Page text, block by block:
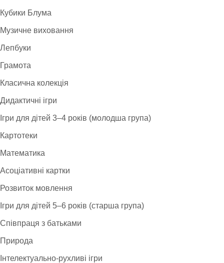
Кубики Блума
Музичне виховання
Лепбуки
Грамота
Класична колекція
Дидактичні ігри
Ігри для дітей 3–4 років (молодша група)
Картотеки
Математика
Асоціативні картки
Розвиток мовлення
Ігри для дітей 5–6 років (старша група)
Співпраця з батьками
Природа
Інтелектуально-рухливі ігри